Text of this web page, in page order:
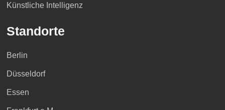
Künstliche Intelligenz
Standorte
Berlin
Düsseldorf
Essen